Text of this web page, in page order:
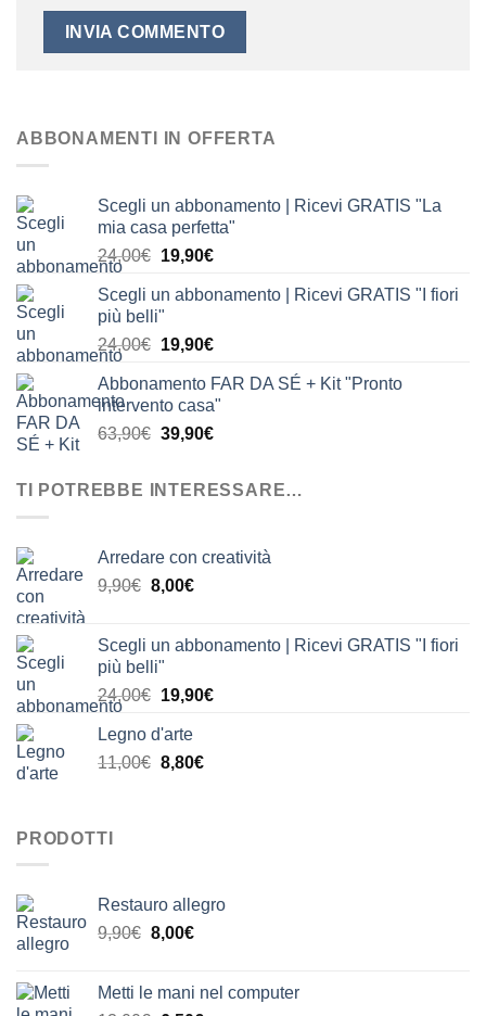
ABBONAMENTI IN OFFERTA
Scegli un abbonamento | Ricevi GRATIS "La
mia casa perfetta"
24,00€ Il
originale
24,00€.
19,90€Il
attuale
19,90€.
Scegli un abbonamento | Ricevi GRATIS "I fiori
più belli"
24,00€ Il
originale
era:
24,00€.
19,90€Il
attuale
è:
19,90€.
Abbonamento FAR DA SÉ + Kit "Pronto
intervento casa"
63,90€ Il
era:
39,90€Il
è:
TI POTREBBE INTERESSARE…
Arredare con creatività
9,90€ Il
era:
9,90€.
8,00€Il
è:
Scegli un abbonamento | Ricevi GRATIS "I fiori
più belli"
24,00€ Il
originale
era:
19,90€Il
Legno d'arte
11,00€ Il
8,80€Il
PRODOTTI
Restauro allegro
9,90€ Il
era:
8,00€Il
è:
Metti le mani nel computer